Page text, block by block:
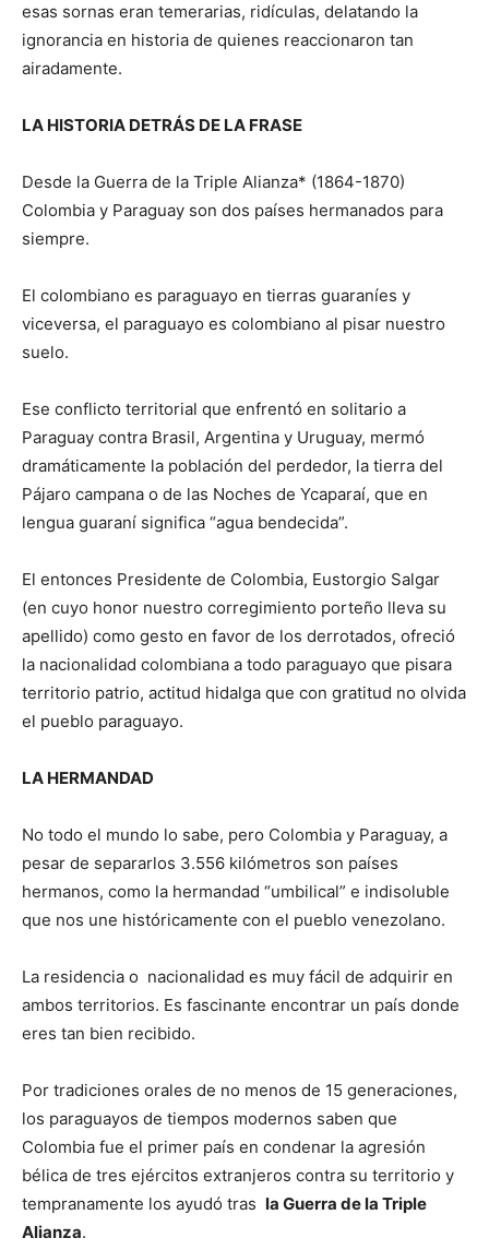
esas sornas eran temerarias, ridículas, delatando la
ignorancia en historia de quienes reaccionaron tan
airadamente.
LA HISTORIA DETRÁS DE LA FRASE
Desde la Guerra de la Triple Alianza* (1864-1870)
Colombia y Paraguay son dos países hermanados para
siempre.
El colombiano es paraguayo en tierras guaraníes y
viceversa, el paraguayo es colombiano al pisar nuestro
suelo.
Ese conflicto territorial que enfrentó en solitario a
Paraguay contra Brasil, Argentina y Uruguay, mermó
dramáticamente la población del perdedor, la tierra del
Pájaro campana o de las Noches de Ycaparaí, que en
lengua guaraní significa “agua bendecida”.
El entonces Presidente de Colombia, Eustorgio Salgar
(en cuyo honor nuestro corregimiento porteño lleva su
apellido) como gesto en favor de los derrotados, ofreció
la nacionalidad colombiana a todo paraguayo que pisara
territorio patrio, actitud hidalga que con gratitud no olvida
el pueblo paraguayo.
LA HERMANDAD
No todo el mundo lo sabe, pero Colombia y Paraguay, a
pesar de separarlos 3.556 kilómetros son países
hermanos, como la hermandad “umbilical” e indisoluble
que nos une históricamente con el pueblo venezolano.
La residencia o nacionalidad es muy fácil de adquirir en
ambos territorios. Es fascinante encontrar un país donde
eres tan bien recibido.
Por tradiciones orales de no menos de 15 generaciones,
los paraguayos de tiempos modernos saben que
Colombia fue el primer país en condenar la agresión
bélica de tres ejércitos extranjeros contra su territorio y
tempranamente los ayudó tras la Guerra de la Triple
Alianza.